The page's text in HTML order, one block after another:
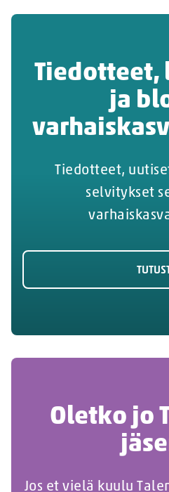
Tiedotteet,
ja
Tiedotteet,
selvitykset
Oletko jo
Jos et vielä kuulu